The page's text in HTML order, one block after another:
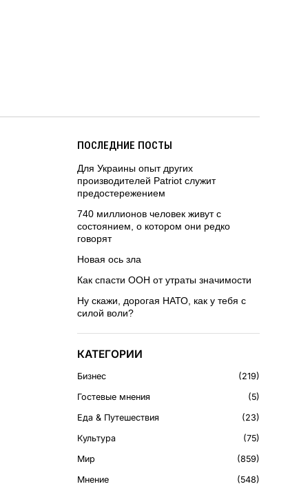
ПОСЛЕДНИЕ ПОСТЫ
Для Украины опыт других
производителей Patriot служит
предостережением
740 миллионов человек живут с
состоянием, о котором они редко
говорят
Новая ось зла
Как спасти ООН от утраты значимости
Ну скажи, дорогая НАТО, как у тебя с
силой воли?
КАТЕГОРИИ
Бизнес
219
Гостевые мнения
5
Еда & Путешествия
23
Культура
75
Мир
859
Мнение
548